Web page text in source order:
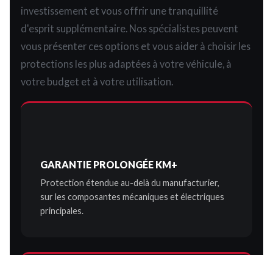
investissement et vous offrir une tranquillité
d'esprit supplémentaire. Nos spécialistes peuvent
vous présenter ces options et vous aider à choisir les
protections les plus adaptées à votre véhicule, à
votre budget et à votre utilisation.
GARANTIE PROLONGÉE KM+
Protection étendue au-delà du manufacturier,
sur les composantes mécaniques et électriques
principales.